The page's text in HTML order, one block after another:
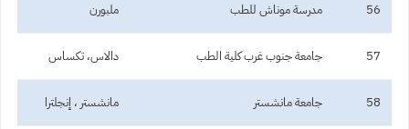
56 مدرسة موناش للطب ملبورن
57 جامعة جنوب غرب كلية الطب دالاس، تكساس
58 جامعة مانشستر مانشستر ، إنجلترا